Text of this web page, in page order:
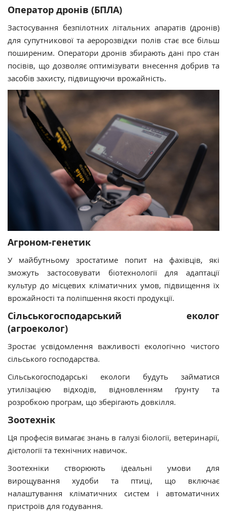
Оператор дронів (БПЛА)
Застосування безпілотних літальних апаратів (дронів)
для супутникової та аеророзвідки полів стає все більш
поширеним. Оператори дронів збирають дані про стан
посівів, що дозволяє оптимізувати внесення добрив та
засобів захисту, підвищуючи врожайність.
Агроном-генетик
У майбутньому зростатиме попит на фахівців, які
зможуть застосовувати біотехнології для адаптації
культур до місцевих кліматичних умов, підвищення їх
врожайності та поліпшення якості продукції.
Сільськогосподарський еколог
(агроеколог)
Зростає усвідомлення важливості екологічно чистого
сільського господарства.
Сільськогосподарські екологи будуть займатися
утилізацією відходів, відновленням ґрунту та
розробкою програм, що зберігають довкілля.
Зоотехнік
Ця професія вимагає знань в галузі біології, ветеринарії,
дієтології та технічних навичок.
Зоотехніки створюють ідеальні умови для
вирощування худоби та птиці, що включає
налаштування кліматичних систем і автоматичних
пристроїв для годування.